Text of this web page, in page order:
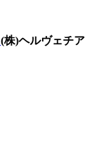
(株)ヘルヴェチア